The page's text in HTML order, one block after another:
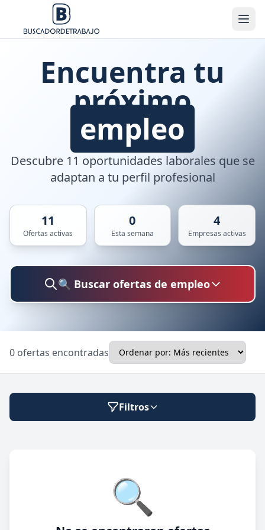
Encuentra tu
próximo
empleo
Descubre 11 oportunidades laborales que se
adaptan a tu perfil profesional
11
Ofertas activas
0
Esta semana
4
Empresas activas
🔍 Buscar ofertas de empleo
Ubicación
🔍 Buscar
0 ofertas encontradas
Filtros
Modalidad de trabajo🔍